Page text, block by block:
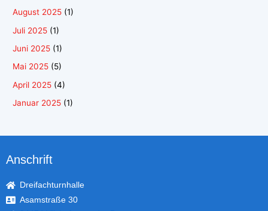
August 2025 (1)
Juli 2025 (1)
Juni 2025 (1)
Mai 2025 (5)
April 2025 (4)
Januar 2025 (1)
Anschrift
Dreifachturnhalle
Asamstraße 30